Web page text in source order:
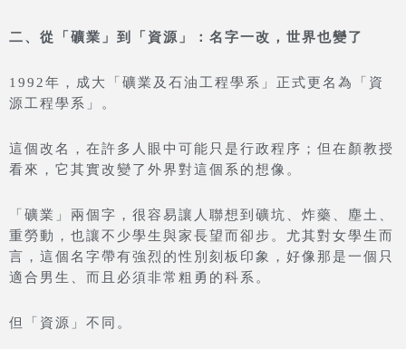
二、從「礦業」到「資源」：名字一改，世界也變了
1992年，成大「礦業及石油工程學系」正式更名為「資
源工程學系」。
這個改名，在許多人眼中可能只是行政程序；但在顏教授
看來，它其實改變了外界對這個系的想像。
「礦業」兩個字，很容易讓人聯想到礦坑、炸藥、塵土、
重勞動，也讓不少學生與家長望而卻步。尤其對女學生而
言，這個名字帶有強烈的性別刻板印象，好像那是一個只
適合男生、而且必須非常粗勇的科系。
但「資源」不同。